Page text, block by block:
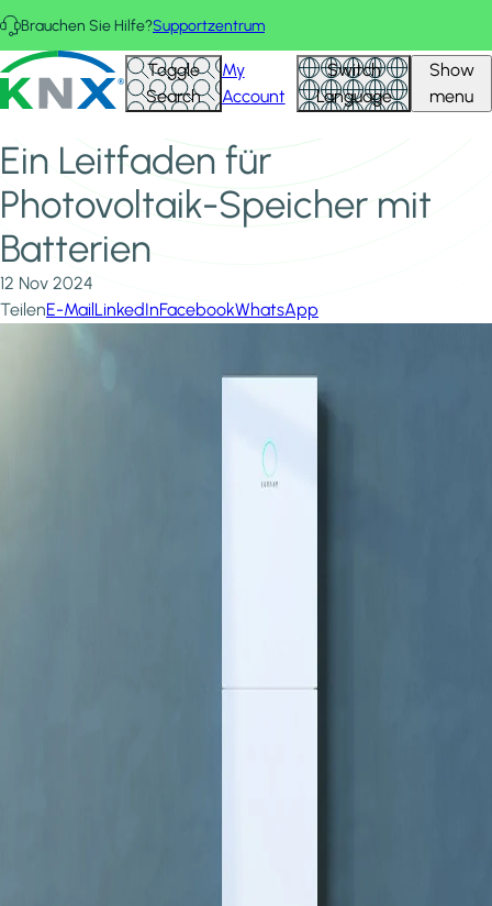
Direkt zum Inhalt
Brauchen Sie Hilfe?Supportzentrum
KNX - Homepage Toggle
Search
My
Account
Switch
Language
Show
menu
Startseite
Neuigkeiten und Einblicke
Ein Leitfaden für Photovoltaik-Speicher mit Batterien
Ein Leitfaden für
Photovoltaik-Speicher mit
Batterien
12 Nov 2024
TeilenE-MailLinkedInFacebookWhatsApp